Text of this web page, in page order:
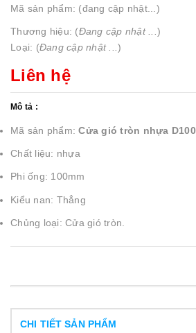
Mã sản phẩm: (đang cập nhật...)
Thương hiệu: (Đang cập nhật ... )
Loại: (Đang cập nhật ... )
Liên hệ
Mô tả :
Mã sản phẩm:Cửa gió tròn nhựa D100
Chất liệu: nhựa
Phi ống: 100mm
Kiểu nan: Thẳng
Chủng loại: Cửa gió tròn.
CHI TIẾT SẢN PHẨM